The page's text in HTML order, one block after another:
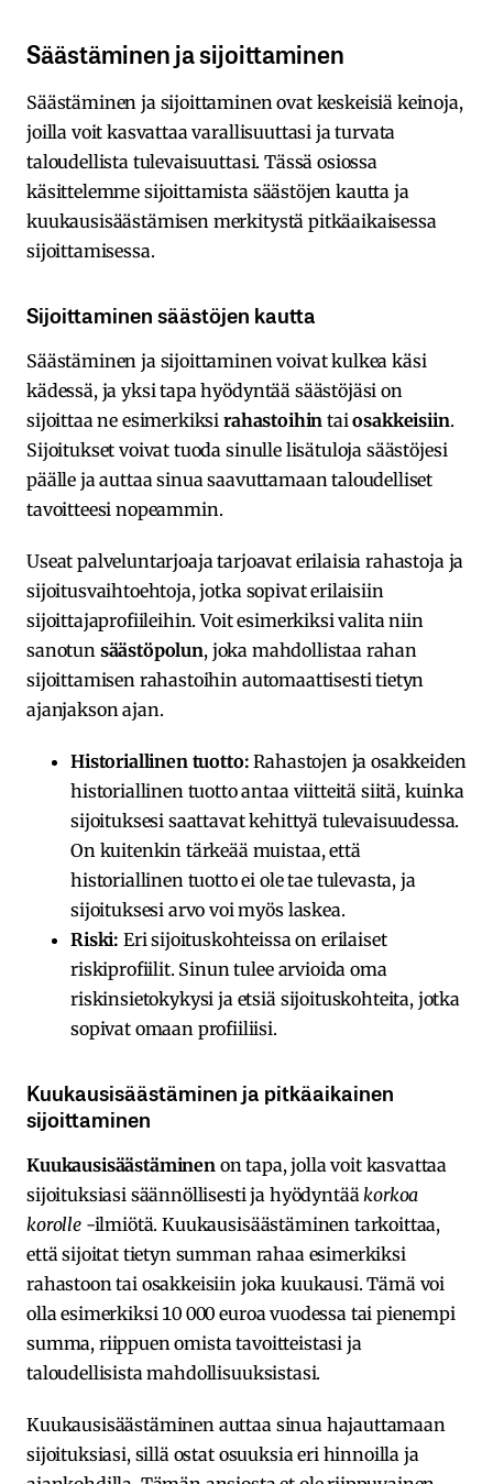
Säästäminen ja sijoittaminen
Säästäminen ja sijoittaminen ovat keskeisiä keinoja,
joilla voit kasvattaa varallisuuttasi ja turvata
taloudellista tulevaisuuttasi. Tässä osiossa
käsittelemme sijoittamista säästöjen kautta ja
kuukausisäästämisen merkitystä pitkäaikaisessa
sijoittamisessa.
Sijoittaminen säästöjen kautta
Säästäminen ja sijoittaminen voivat kulkea käsi
kädessä, ja yksi tapa hyödyntää säästöjäsi on
sijoittaa ne esimerkiksi rahastoihin taiosakkeisiin.
Sijoitukset voivat tuoda sinulle lisätuloja säästöjesi
päälle ja auttaa sinua saavuttamaan taloudelliset
tavoitteesi nopeammin.
Useat palveluntarjoaja tarjoavat erilaisia rahastoja ja
sijoitusvaihtoehtoja, jotka sopivat erilaisiin
sijoittajaprofiileihin. Voit esimerkiksi valita niin
sanotun säästöpolun, joka mahdollistaa rahan
sijoittamisen rahastoihin automaattisesti tietyn
ajanjakson ajan.
Historiallinen tuotto: Rahastojen ja osakkeiden
historiallinen tuotto antaa viitteitä siitä, kuinka
sijoituksesi saattavat kehittyä tulevaisuudessa.
On kuitenkin tärkeää muistaa, että
historiallinen tuotto ei ole tae tulevasta, ja
sijoituksesi arvo voi myös laskea.
Riski: Eri sijoituskohteissa on erilaiset
riskiprofiilit. Sinun tulee arvioida oma
riskinsietokykysi ja etsiä sijoituskohteita, jotka
sopivat omaan profiiliisi.
Kuukausisäästäminen ja pitkäaikainen
sijoittaminen
Kuukausisäästäminenon tapa, jolla voit kasvattaa
sijoituksiasi säännöllisesti ja hyödyntääkorkoa
korolle-ilmiötä. Kuukausisäästäminen tarkoittaa,
että sijoitat tietyn summan rahaa esimerkiksi
rahastoon tai osakkeisiin joka kuukausi. Tämä voi
olla esimerkiksi 10 000 euroa vuodessa tai pienempi
summa, riippuen omista tavoitteistasi ja
taloudellisista mahdollisuuksistasi.
Kuukausisäästäminen auttaa sinua hajauttamaan
sijoituksiasi, sillä ostat osuuksia eri hinnoilla ja